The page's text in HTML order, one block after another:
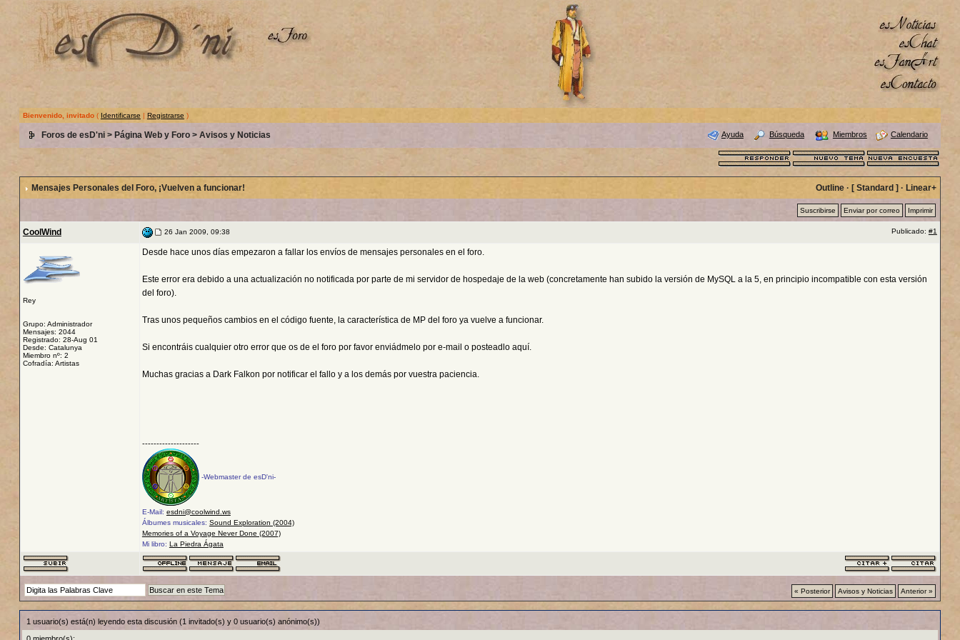
Bienvenido, invitado( Identificarse | Registrarse )
Foros de esD'ni> Página Web y Foro> Avisos y Noticias Ayuda Búsqueda Miembros Calendario
Mensajes Personales del Foro, ¡Vuelven a funcionar! Outline · [Standard ] · Linear+
Suscribirse Enviar por correo Imprimir
CoolWind 26 Jan 2009, 09:38 Publicado: #1
Rey
Grupo: Administrador
Mensajes: 2044
Registrado: 28-Aug 01
Desde: Catalunya
Miembro nº: 2
Cofradía: Artistas
Desde hace unos días empezaron a fallar los envíos de mensajes personales en el foro.
Este error era debido a una actualización no notificada por parte de mi servidor de hospedaje de la web (concretamente han subido la versión de MySQL a la 5, en principio incompatible con esta versión
del foro).
Tras unos pequeños cambios en el código fuente, la característica de MP del foro ya vuelve a funcionar.
Si encontráis cualquier otro error que os de el foro por favor enviádmelo por e-mail o posteadlo aquí.
Muchas gracias a Dark Falkon por notificar el fallo y a los demás por vuestra paciencia.
--------------------
-Webmaster de esD'ni-
E-Mail: esdni@coolwind.ws
Álbumes musicales: Sound Exploration (2004)
Memories of a Voyage Never Done (2007)
Mi libro: La Piedra Ágata
« Posterior Avisos y Noticias Anterior »
1 usuario(s) está(n) leyendo esta discusión (1 invitado(s) y 0 usuario(s) anónimo(s))